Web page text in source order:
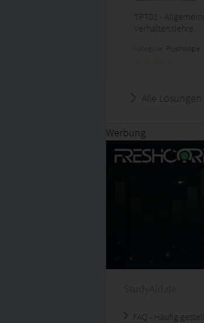
TPT01 -
Verhaltenslehre
Psychologie
Alle
Werbung
FAQ - Häufig